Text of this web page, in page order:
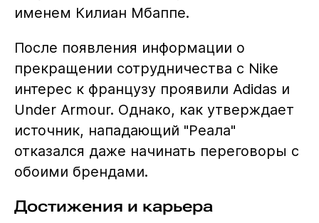
именем Килиан Мбаппе.
После появления информации о
прекращении сотрудничества с Nike
интерес к французу проявили Adidas и
Under Armour. Однако, как утверждает
источник, нападающий "Реала"
отказался даже начинать переговоры с
обоими брендами.
Достижения и карьера